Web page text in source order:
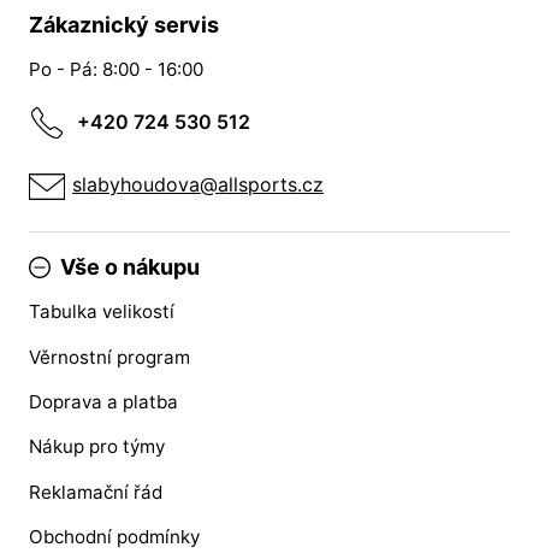
Zákaznický servis
Po - Pá: 8:00 - 16:00
+420 724 530 512
slabyhoudova@allsports.cz
Vše o nákupu
Tabulka velikostí
Věrnostní program
Doprava a platba
Nákup pro týmy
Reklamační řád
Obchodní podmínky